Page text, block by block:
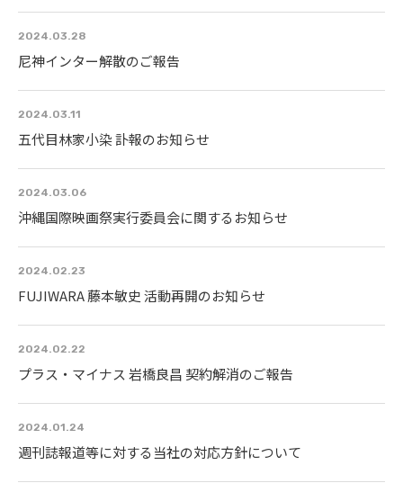
2024.03.28
尼神インター解散のご報告
2024.03.11
五代目林家小染 訃報のお知らせ
2024.03.06
沖縄国際映画祭実行委員会に関するお知らせ
2024.02.23
FUJIWARA 藤本敏史 活動再開のお知らせ
2024.02.22
プラス・マイナス 岩橋良昌 契約解消のご報告
2024.01.24
週刊誌報道等に対する当社の対応方針について